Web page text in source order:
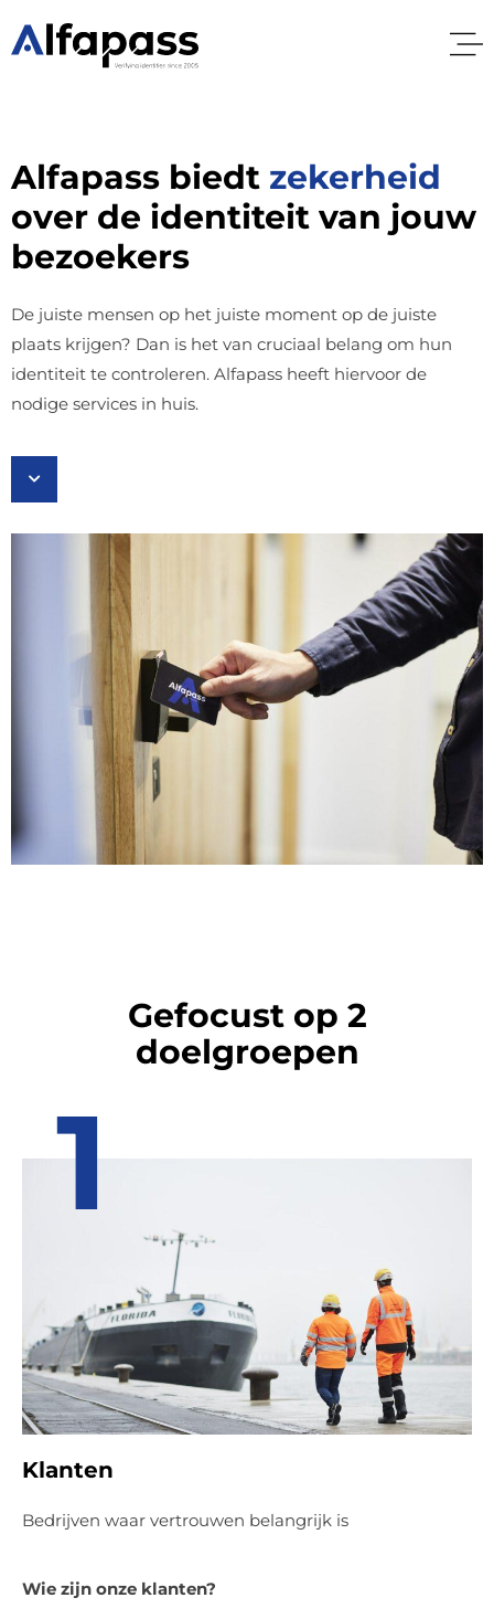
Alfapass biedt zekerheid
over de identiteit van jouw
bezoekers
De juiste mensen op het juiste moment op de juiste
plaats krijgen? Dan is het van cruciaal belang om hun
identiteit te controleren. Alfapass heeft hiervoor de
nodige services in huis.
Gefocust op 2
doelgroepen
1
Klanten
Bedrijven waar vertrouwen belangrijk is
Wie zijn onze klanten?